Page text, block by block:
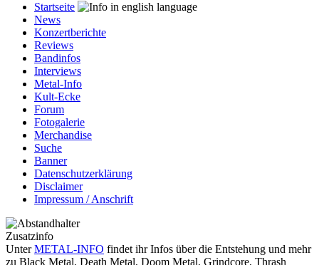
Startseite
News
Konzertberichte
Reviews
Bandinfos
Interviews
Metal-Info
Kult-Ecke
Forum
Fotogalerie
Merchandise
Suche
Banner
Datenschutzerklärung
Disclaimer
Impressum / Anschrift
Zusatzinfo
UnterMETAL-INFO findet ihr Infos über die Entstehung und mehr
zu Black Metal, Death Metal, Doom Metal, Grindcore, Thrash